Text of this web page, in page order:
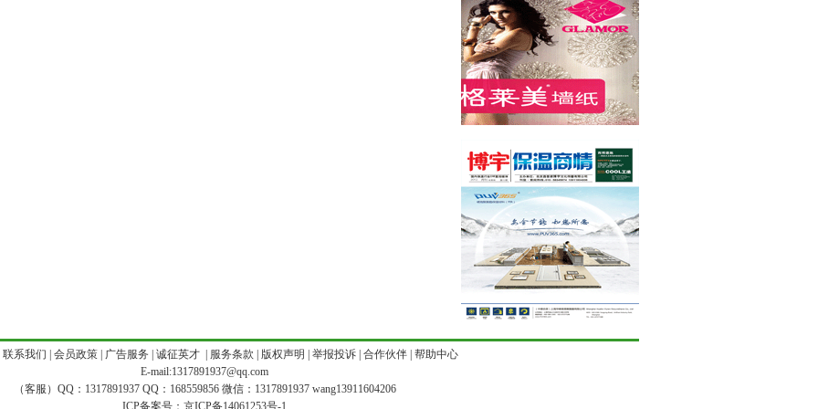
联系我们 会员政策| 广告服务 诚征英才 服务条款 版权声明 举报投诉| 合作伙伴| 帮助中心
E-mail:1317891937@qq.com
（客服）QQ：1317891937 QQ：168559856 微信：1317891937 wang13911604206
ICP备案号： 京ICP备14061253号-1